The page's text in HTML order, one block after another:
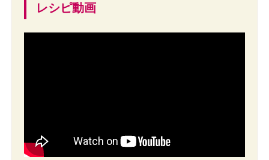
レシピ動画